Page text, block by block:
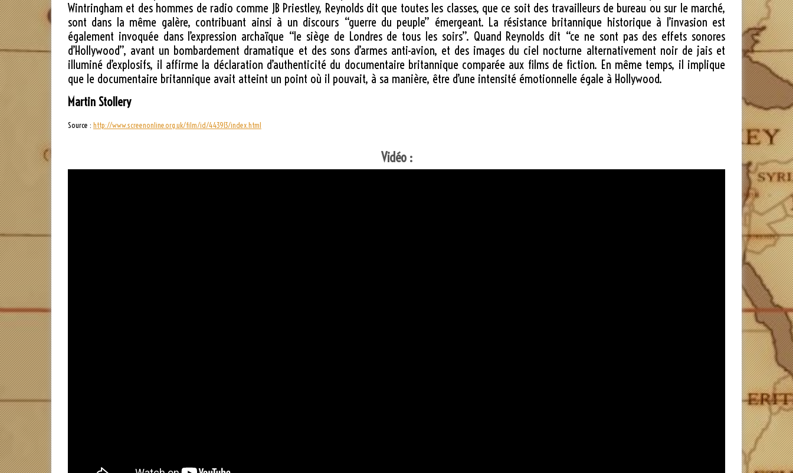
Wintringham et des hommes de radio comme JB Priestley, Reynolds dit que toutes les classes, que ce soit des travailleurs de bureau ou sur le marché,
sont dans la même galère, contribuant ainsi à un discours “guerre du peuple” émergeant. La résistance britannique historique à l’invasion est
également invoquée dans l’expression archaïque “le siège de Londres de tous les soirs”. Quand Reynolds dit “ce ne sont pas des effets sonores
d’Hollywood”, avant un bombardement dramatique et des sons d’armes anti-avion, et des images du ciel nocturne alternativement noir de jais et
illuminé d’explosifs, il affirme la déclaration d’authenticité du documentaire britannique comparée aux films de fiction. En même temps, il implique
que le documentaire britannique avait atteint un point où il pouvait, à sa manière, être d’une intensité émotionnelle égale à Hollywood.
Martin Stollery
Source : http://www.screenonline.org.uk/film/id/443913/index.html
Vidéo :